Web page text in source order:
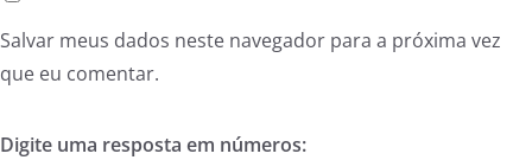
Salvar meus dados neste navegador para a próxima vez
que eu comentar.
Digite uma resposta em números: